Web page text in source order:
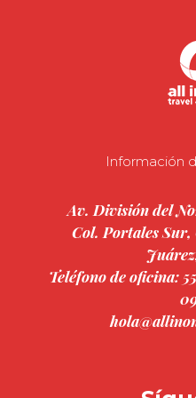
Información
Av. División del
Col. Portales
Teléfono de oficina: